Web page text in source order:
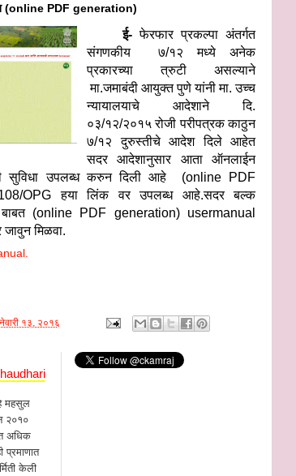
(online PDF generation)
ई-फेरफार प्रकल्पा अंतर्गत
संगणकीय ७/१२ मध्ये अनेक
प्रकारच्या त्रुटी असल्याने
मा.जमाबंदी आयुक्त पुणे यांनी मा. उच्च
न्यायालयाचे आदेशाने दि.
०३/१२/२०१५ रोजी परीपत्रक काठुन
७/१२ दुरुस्तीचे आदेश दिले आहेत
सदर आदेशानुसार आता ऑनलाईन
सुविधा उपलब्ध करुन दिली आहे (online PDF
OPG हया लिंक वर उपलब्ध आहे.सदर बल्क
(online PDF generation) usermanual
मिळवा.
१३, २०१६
महसुल
२०१०
अधिक
प्रमाणात
केली